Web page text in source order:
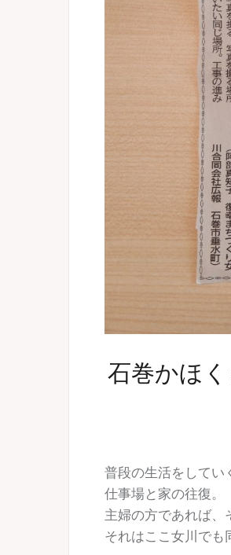
石巻かほ
普段の生活をしてい
仕事場と家の往復。
主婦の方であれば、
それはここ女川でも